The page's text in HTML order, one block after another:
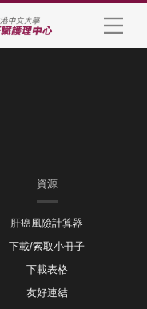
資源
肝癌風險計算器
下載/索取小冊子
下載表格
友好連結